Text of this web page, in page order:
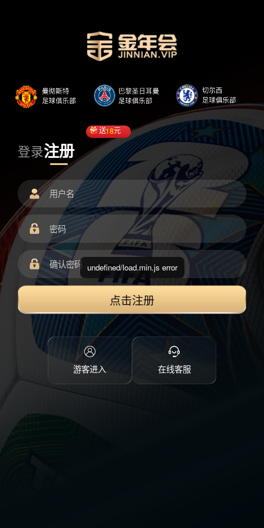
登录注册
送18元
点击注册
游客进入 在线客服
undefined/load.min.js error